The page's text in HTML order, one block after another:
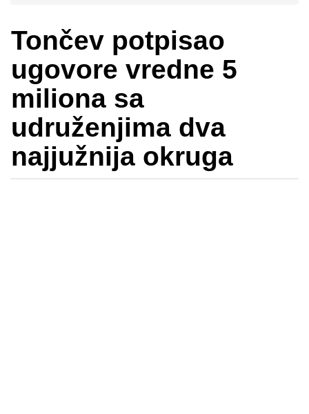
Tončev potpisao
ugovore vredne 5
miliona sa
udruženjima dva
najjužnija okruga